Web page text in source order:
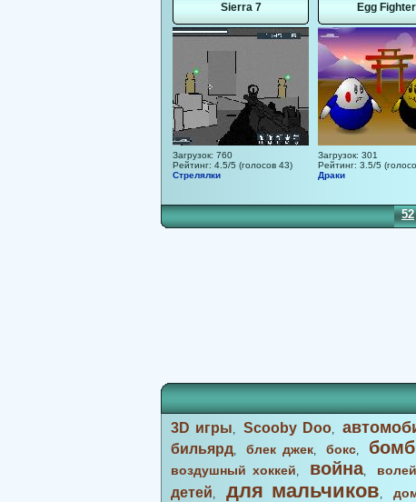
Sierra 7
Загрузок: 760
Рейтинг: 4.5/5 (голосов 43)
Стрелялки
Egg Fighter
Загрузок: 301
Рейтинг: 3.5/5
Драки
42 43 44 45 46 47 48 49 50 51 52
3D игры,Scooby Doo,
бильярд,блек джек,бокс,
воздушный хоккей, война,
детей, для мальчиков,